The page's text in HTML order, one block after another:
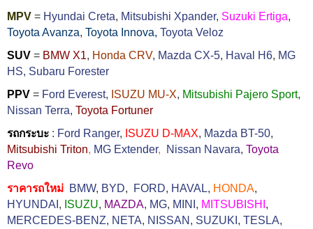
MPV = Hyundai Creta, Mitsubishi Xpander, Suzuki Ertiga,
Toyota Avanza, Toyota Innova, Toyota Veloz
SUV = BMW X1, Honda CRV, Mazda CX-5, Haval H6, MG
HS, Subaru Forester
PPV = Ford Everest, ISUZU MU-X, Mitsubishi Pajero Sport,
Nissan Terra, Toyota Fortuner
รถกระบะ : Ford Ranger, ISUZU D-MAX, Mazda BT-50,
Mitsubishi Triton, MG Extender, Nissan Navara, Toyota
Revo
ราคารถใหม่ BMW, BYD, FORD, HAVAL, HONDA,
HYUNDAI , ISUZU, MAZDA, MG, MINI , MITSUBISHI ,
MERCEDES-BENZ, NETA, NISSAN , SUZUKI , TESLA,